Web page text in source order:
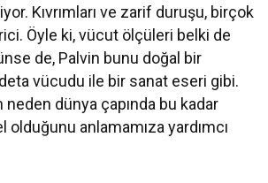
Kıvrımları ve zarif duruşu, birçok
Öyle ki, vücut ölçüleri belki de
de, Palvin bunu doğal bir
vücudu ile bir sanat eseri gibi.
neden dünya çapında bu kadar
anlamamıza yardımcı